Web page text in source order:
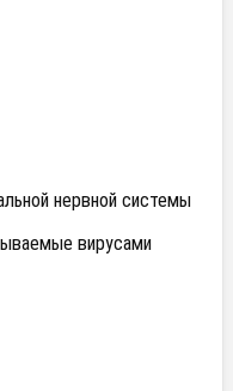
нервной системы
вирусами